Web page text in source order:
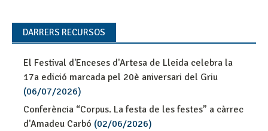
DARRERS RECURSOS
El Festival d'Enceses d'Artesa de Lleida celebra la
17a edició marcada pel 20è aniversari del Griu
(06/07/2026)
Conferència “Corpus. La festa de les festes” a càrrec
d'Amadeu Carbó (02/06/2026)